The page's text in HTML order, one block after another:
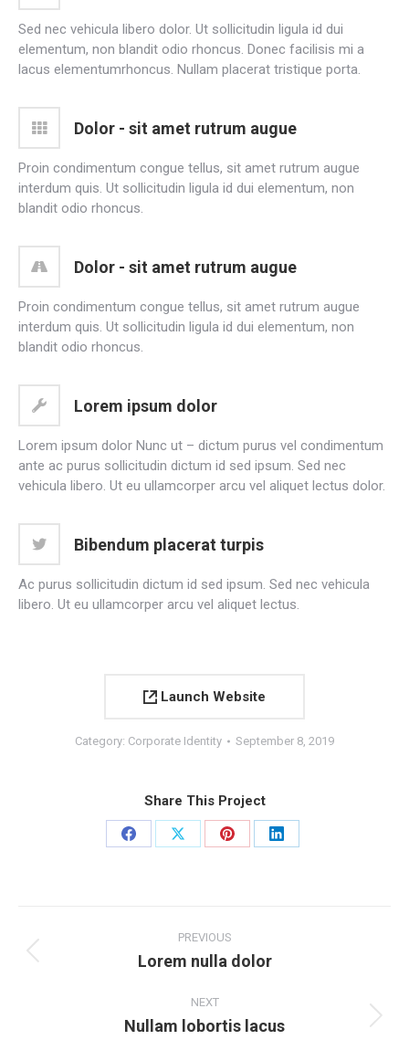
Sed nec vehicula libero dolor. Ut sollicitudin ligula id dui
elementum, non blandit odio rhoncus. Donec facilisis mi a
lacus elementumrhoncus. Nullam placerat tristique porta.
Dolor - sit amet rutrum augue
Proin condimentum congue tellus, sit amet rutrum augue
interdum quis. Ut sollicitudin ligula id dui elementum, non
blandit odio rhoncus.
Dolor - sit amet rutrum augue
Proin condimentum congue tellus, sit amet rutrum augue
interdum quis. Ut sollicitudin ligula id dui elementum, non
blandit odio rhoncus.
Lorem ipsum dolor
Lorem ipsum dolor Nunc ut – dictum purus vel condimentum
ante ac purus sollicitudin dictum id sed ipsum. Sed nec
vehicula libero. Ut eu ullamcorper arcu vel aliquet lectus dolor.
Bibendum placerat turpis
Ac purus sollicitudin dictum id sed ipsum. Sed nec vehicula
libero. Ut eu ullamcorper arcu vel aliquet lectus.
Launch Website
Category: Corporate Identity September 8, 2019
Share This Project
Share
Share
Share
Share
navigation
PREVIOUS
Previous
Lorem nulla dolor
NEXT
Next
Nullam lobortis lacus